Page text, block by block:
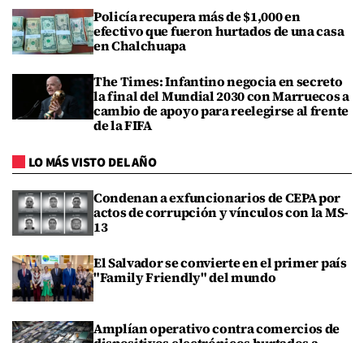
Policía recupera más de $1,000 en
efectivo que fueron hurtados de una casa
en Chalchuapa
The Times: Infantino negocia en secreto
la final del Mundial 2030 con Marruecos a
cambio de apoyo para reelegirse al frente
de la FIFA
LO MÁS VISTO DEL AÑO
Condenan a exfuncionarios de CEPA por
actos de corrupción y vínculos con la MS-
13
El Salvador se convierte en el primer país
"Family Friendly" del mundo
Amplían operativo contra comercios de